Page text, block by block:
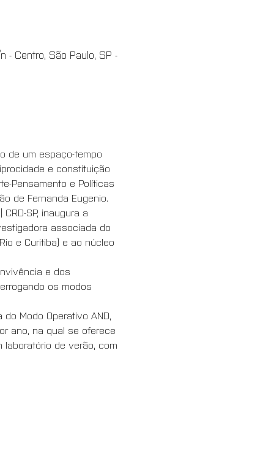
- Centro, São Paulo, SP -
de um espaço-tempo
e constituição
Pensamento e Políticas
de Fernanda Eugenio.
SP, inaugura a
associada do
e Curitiba) e ao núcleo
e dos
os modos
Modo Operativo AND,
ano, na qual se oferece
de verão, com